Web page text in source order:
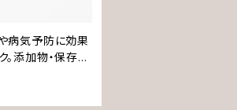
病気予防に効果
添加物・保存料